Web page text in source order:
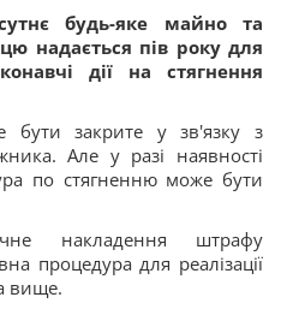
будь-яке майно та
надається пів року для
дії на стягнення
бути закрите у зв'язку з
Але у разі наявності
по стягненню може бути
накладення штрафу
процедура для реалізації
вище.